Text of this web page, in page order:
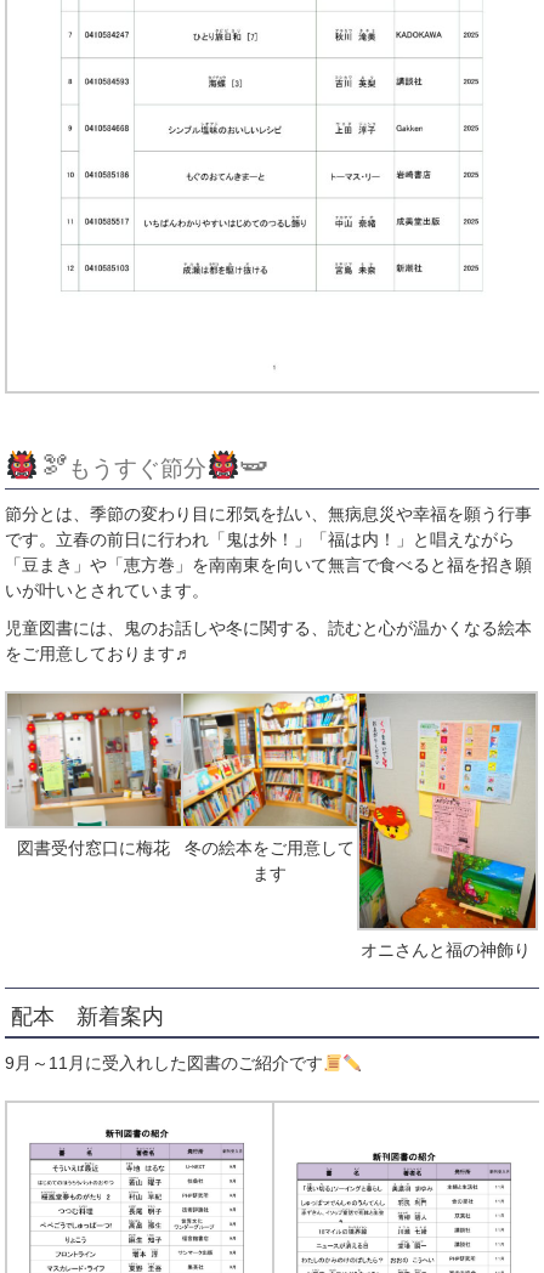
🫘もうすぐ節分 🫛
節分とは、季節の変わり目に邪気を払い、無病息災や幸福を願う行事
です。立春の前日に行われ「鬼は外！」「福は内！」と唱えながら
「豆まき」や「恵方巻」を南南東を向いて無言で食べると福を招き願
いが叶いとされています。
児童図書には、鬼のお話しや冬に関する、読むと心が温かくなる絵本
をご用意しております♬
図書受付窓口に梅花
冬の絵本をご用意して
ます
オニさんと福の神飾り
配本 新着案内
9月～11月に受入れした図書のご紹介です